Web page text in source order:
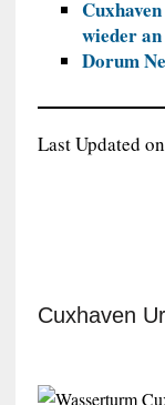
wieder
Dorum
Last Updated
Cuxhaven